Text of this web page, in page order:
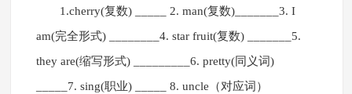
1.cherry(复数) _____ 2. man(复数)_______3. I
am(完全形式) ________4. star fruit(复数) _______5.
they are(缩写形式) _________6. pretty(同义词)
_____7. sing(职业) _____ 8. uncle（对应词）